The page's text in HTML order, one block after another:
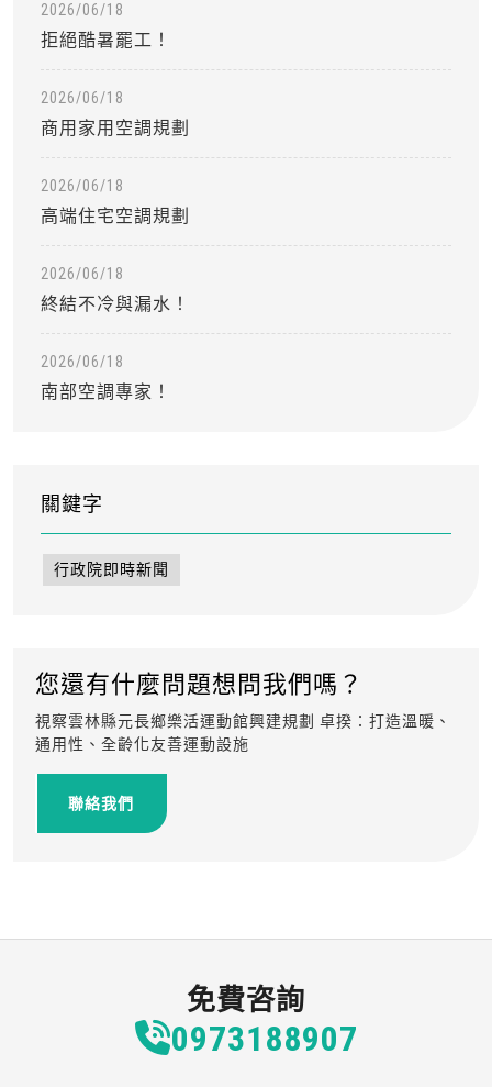
2026/06/18
拒絕酷暑罷工！
2026/06/18
商用家用空調規劃
2026/06/18
高端住宅空調規劃
2026/06/18
終結不冷與漏水！
2026/06/18
南部空調專家！
關鍵字
行政院即時新聞
您還有什麼問題想問我們嗎？
視察雲林縣元長鄉樂活運動館興建規劃 卓揆：打造溫暖、
通用性、全齡化友善運動設施
聯絡我們
免費咨詢
0973188907